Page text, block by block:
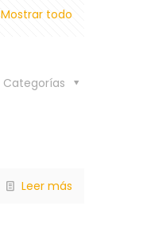
Mostrar todo
Categorías
Leer más